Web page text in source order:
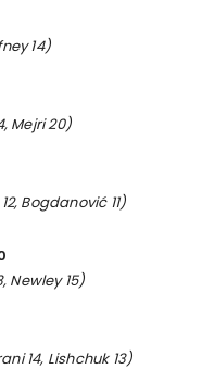
14)
Mejri 20)
Bogdanović 11)
Newley 15)
14, Lishchuk 13)